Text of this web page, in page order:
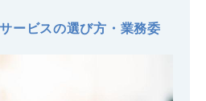
ービスの選び方・業務委